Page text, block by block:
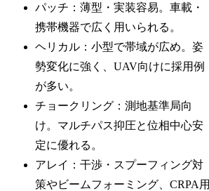
パッチ：薄型・実装容易。車載・
携帯機器で広く用いられる。
ヘリカル：小型で帯域が広め。姿
勢変化に強く、UAV向けに採用例
が多い。
チョークリング：測地基準局向
け。マルチパス抑圧と位相中心安
定に優れる。
アレイ：干渉・スプーフィング対
策やビームフォーミング、CRPA用